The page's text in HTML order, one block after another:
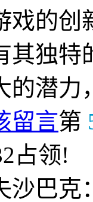
戏的创
其独特
的潜力
留言第
占领!
沙巴